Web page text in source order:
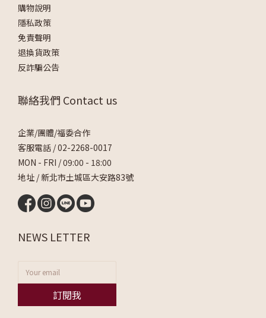
購物說明
隱私政策
免責聲明
退換貨政策
反詐騙公告
聯絡我們 Contact us
企業/團體/福委合作
客服電話 /02-2268-0017
MON - FRI / 09:00 - 18:00
地址 / 新北市土城區大安路83號
NEWS LETTER
訂閱我